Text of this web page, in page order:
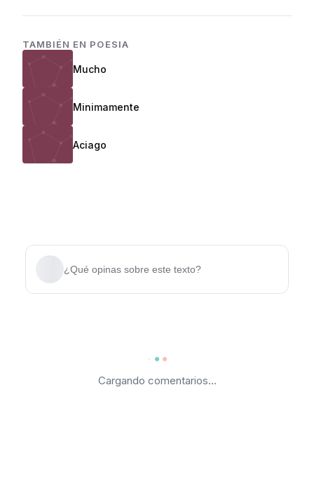
TAMBIÉN EN POESIA
Mucho
Minimamente
Aciago
¿Qué opinas sobre este texto?
Cargando comentarios...